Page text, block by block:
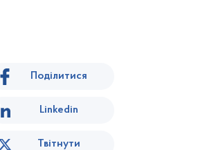
Поділитися
Linkedin
Твітнути